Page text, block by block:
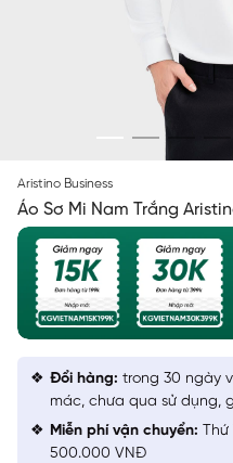
Aristino Business
Áo Sơ Mi Nam Trắng
Đổi hàng: trong 30 ngày
mác, chưa qua sử dụng,
Miễn phí vận chuyển: Thứ
500.000 VNĐ